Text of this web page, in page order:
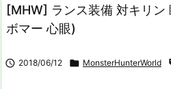
[MHW] ランス装備 対キリン
ボマー 心眼)
 2018/06/12  MonsterHunterWorld